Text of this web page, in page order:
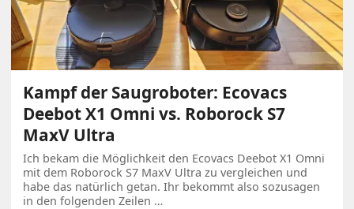
Kampf der Saugroboter: Ecovacs
Deebot X1 Omni vs. Roborock S7
MaxV Ultra
Ich bekam die Möglichkeit den Ecovacs Deebot X1 Omni
mit dem Roborock S7 MaxV Ultra zu vergleichen und
habe das natürlich getan. Ihr bekommt also sozusagen
in den folgenden Zeilen …